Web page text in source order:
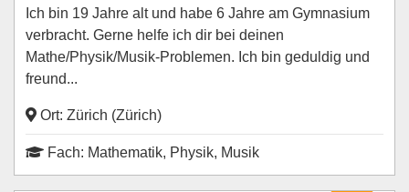
Ich bin 19 Jahre alt und habe 6 Jahre am Gymnasium
verbracht. Gerne helfe ich dir bei deinen
Mathe/Physik/Musik-Problemen. Ich bin geduldig und
freund...
Ort: Zürich (Zürich)
Fach: Mathematik, Physik, Musik